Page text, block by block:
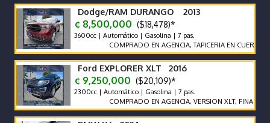
Dodge/RAM DURANGO 2013
¢ 8,500,000 ($18,478)*
3600cc | Automático | Gasolina | 7 pas.
COMPRADO EN AGENCIA, TAPICERIA EN CUERO, SIETE
Ford EXPLORER XLT 2016
¢ 9,250,000 ($20,109)*
2300cc | Automático | Gasolina | 7 pas.
COMPRADO EN AGENCIA, VERSION XLT,